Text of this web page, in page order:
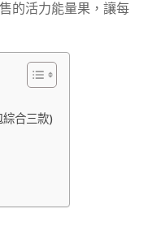
的活力能量果，讓每
合三款)